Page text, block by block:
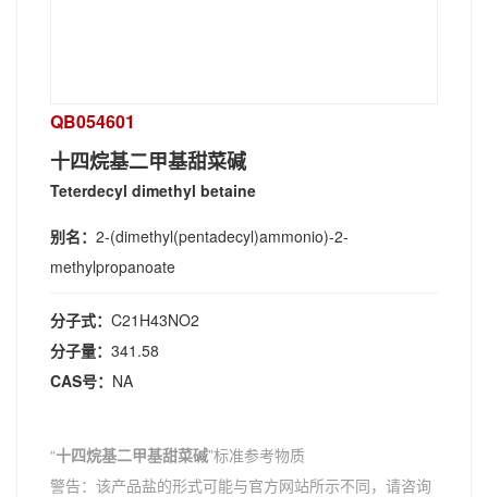
QB054601
十四烷基二甲基甜菜碱
Teterdecyl dimethyl betaine
别名： 2-(dimethyl(pentadecyl)ammonio)-2-
methylpropanoate
分子式： C21H43NO2
分子量： 341.58
CAS号： NA
“十四烷基二甲基甜菜碱”标准参考物质
警告：该产品盐的形式可能与官方网站所示不同，请咨询